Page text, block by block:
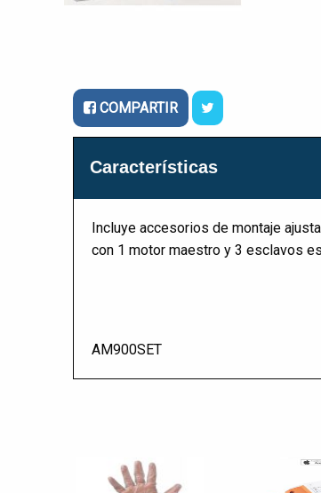
COMPARTIR
Características
Incluye accesorios de montaje
con 1 motor maestro y 3 esclavos
AM900SET